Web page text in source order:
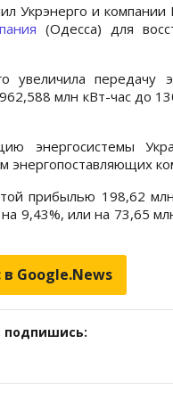
Укрэнерго и компании
(Одесса) для
передачу
млн кВт-час до
энергосистемы
энергопоставляющих
прибылью 198,62
9,43%, или на 73,65
Google.News
подпишись: